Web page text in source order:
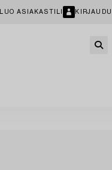
LUO ASIAKASTILI KIRJAUDU